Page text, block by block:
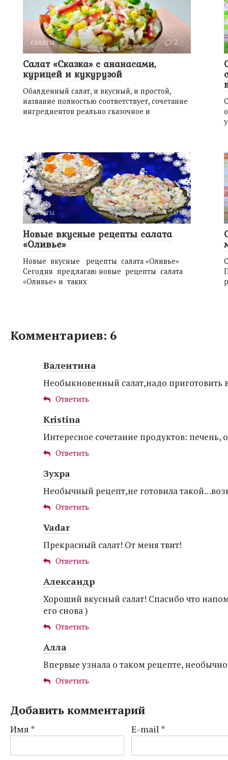
салаты 2
Салат «Сказка» с ананасами,
курицей и кукурузой
Обалденный салат, и вкусный, и простой,
название полностью соответствует, сочетание
ингредиентов реально сказочное и
салаты 0
Новые вкусные рецепты салата
«Оливье»
Новые вкусные рецепты салата «Оливье»
Сегодня предлагаю новые рецепты салата
«Оливье» и таких
Комментариев: 6
Валентина
Необыкновенный салат,надо приготовить
Ответить
Kristina
Интересное сочетание продуктов: печень,
Ответить
Зухра
Необычный рецепт,не готовила
Ответить
Vadar
Прекрасный салат! От меня твит!
Ответить
Александр
Хороший вкусный салат! Спасибо что
его снова )
Ответить
Алла
Впервые узнала о таком рецепте,
Ответить
Добавить комментарий
Имя * E-mail *